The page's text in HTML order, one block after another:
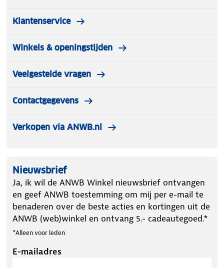
Klantenservice
Winkels & openingstijden
Veelgestelde vragen
Contactgegevens
Verkopen via ANWB.nl
Nieuwsbrief
Ja, ik wil de ANWB Winkel nieuwsbrief ontvangen
en geef ANWB toestemming om mij per e-mail te
benaderen over de beste acties en kortingen uit de
ANWB (web)winkel en ontvang 5.- cadeautegoed.*
*Alleen voor leden
E-mailadres